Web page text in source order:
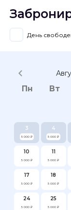
День
Пн Вт
3
5 000 ₽
4
5 000 ₽
10
5 000 ₽
11
5 000 ₽
17
5 000 ₽
18
5 000 ₽
24
5 000 ₽
25
5 000 ₽